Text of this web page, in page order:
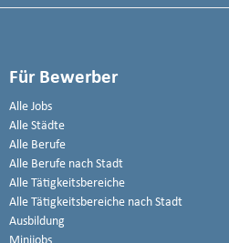
Für Bewerber
Alle Jobs
Alle Städte
Alle Berufe
Alle Berufe nach Stadt
Alle Tätigkeitsbereiche
Alle Tätigkeitsbereiche nach Stadt
Ausbildung